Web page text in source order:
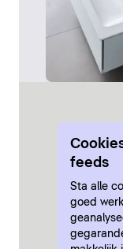
feeds
Sta alle
goed